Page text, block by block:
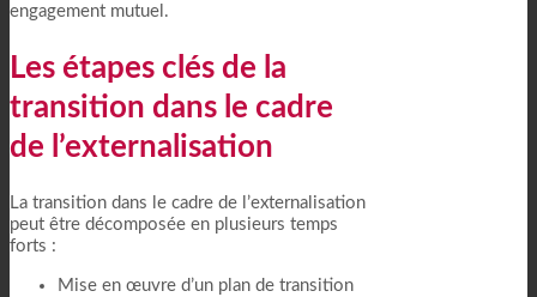
engagement mutuel.
Les étapes clés de la
transition dans le cadre
de l’externalisation
La transition dans le cadre de l’externalisation
peut être décomposée en plusieurs temps
forts :
Mise en œuvre d’un plan de transition